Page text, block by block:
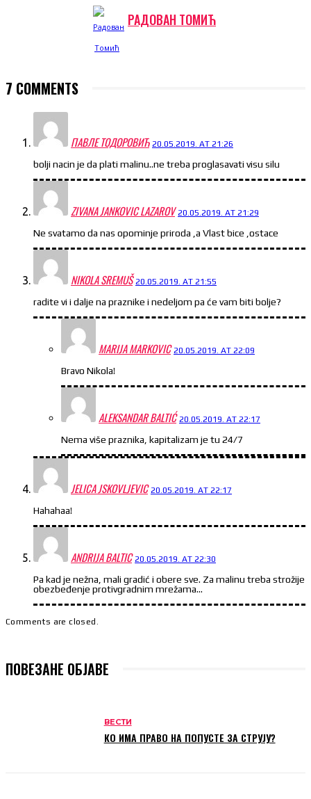
РАДОВАН ТОМИЋ
7 COMMENTS
ПАВЛЕ ТОДОРОВИЋ 20.05.2019. AT 21:26
bolji nacin je da plati malinu..ne treba proglasavati visu silu
ZIVANA JANKOVIC LAZAROV 20.05.2019. AT 21:29
Ne svatamo da nas opominje priroda ,a Vlast bice ,ostace
NIKOLA SREMUŠ 20.05.2019. AT 21:55
radite vi i dalje na praznike i nedeljom pa će vam biti bolje?
MARIJA MARKOVIC 20.05.2019. AT 22:09
Bravo Nikola!
ALEKSANDAR BALTIĆ 20.05.2019. AT 22:17
Nema više praznika, kapitalizam je tu 24/7
JELICA JSKOVLJEVIC 20.05.2019. AT 22:17
Hahahaa!
ANDRIJA BALTIC 20.05.2019. AT 22:30
Pa kad je nežna, mali gradić i obere sve. Za malinu treba strožije
obezbeđenje protivgradnim mrežama…
Comments are closed.
ПОВЕЗАНЕ ОБЈАВЕ
ВЕСТИ
КО ИМА ПРАВО НА ПОПУСТЕ ЗА СТРУЈУ?